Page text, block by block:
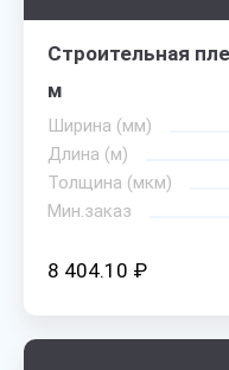
Строительная
м
Ширина (мм)
Длина (м)
Толщина (мкм)
Мин.заказ
8 404.10 ₽